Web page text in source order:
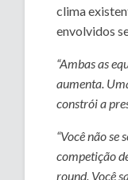
clima
envolvidos
“Ambas as
aumenta.
constrói a
“Você não
competição
round. Você